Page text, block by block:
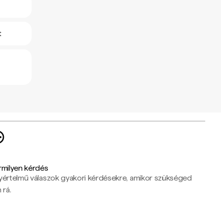
kérdés
válaszok gyakori kérdésekre, amikor szükséged
rá.